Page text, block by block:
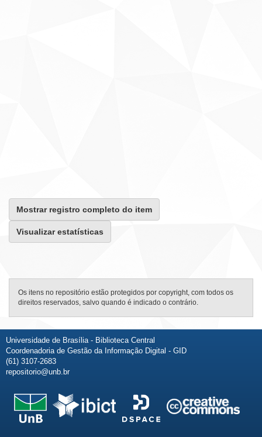
Mostrar registro completo do item
Visualizar estatísticas
Os itens no repositório estão protegidos por copyright, com todos os
direitos reservados, salvo quando é indicado o contrário.
Universidade de Brasília - Biblioteca Central
Coordenadoria de Gestão da Informação Digital - GID
(61) 3107-2683
repositorio@unb.br